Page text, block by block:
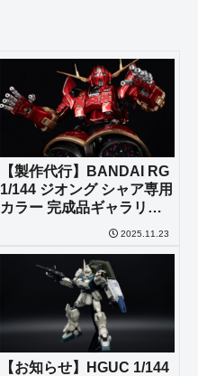
【製作代行】BANDAI RG
1/144 ジオング シャア専用
カラー 完成品ギャラリー
2025.11.23
【お知らせ】HGUC 1/144